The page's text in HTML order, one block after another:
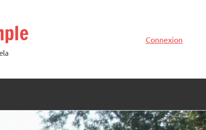
Connexion